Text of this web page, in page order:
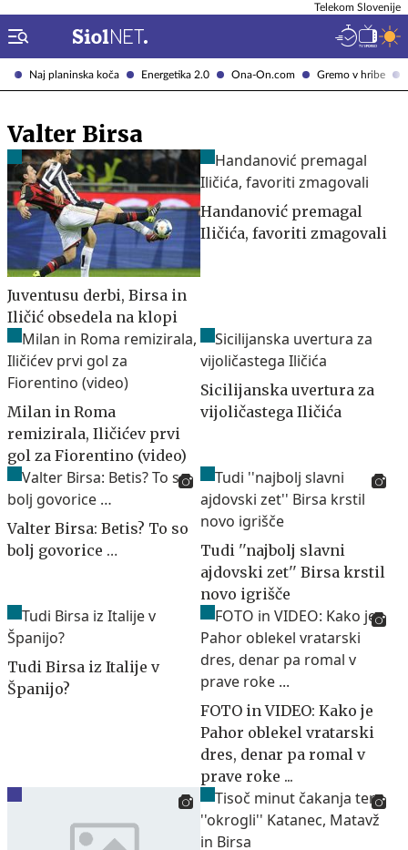
Naj planinska koča Energetika 2.0 Ona-On.com Gremo v hribe
Telekom Slovenije
Valter Birsa
Juventusu derbi, Birsa in
Iličić obsedela na klopi
Handanović premagal
Iličića, favoriti zmagovali
Milan in Roma
remizirala, Iličićev prvi
gol za Fiorentino (video)
Sicilijanska uvertura za
vijoličastega Iličića
Valter Birsa: Betis? To so
bolj govorice …
Tudi ''najbolj slavni
ajdovski zet'' Birsa krstil
novo igrišče
Tudi Birsa iz Italije v
Španijo?
FOTO in VIDEO: Kako je
Pahor oblekel vratarski
dres, denar pa romal v
prave roke ...